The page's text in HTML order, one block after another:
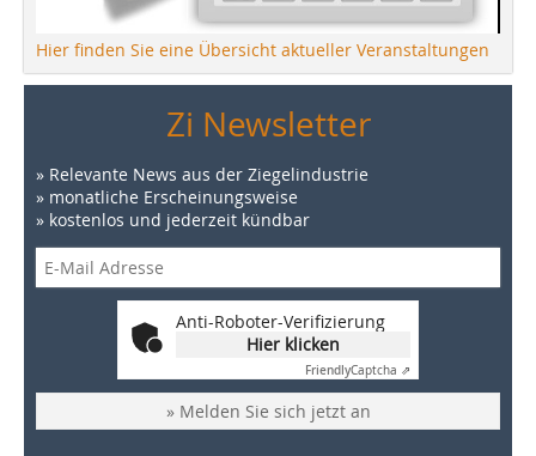
Hier finden Sie eine Übersicht aktueller Veranstaltungen
Zi Newsletter
» Relevante News aus der Ziegelindustrie
» monatliche Erscheinungsweise
» kostenlos und jederzeit kündbar
Anti-Roboter-Verifizierung
Hier klicken
FriendlyCaptcha ⇗
» Melden Sie sich jetzt an